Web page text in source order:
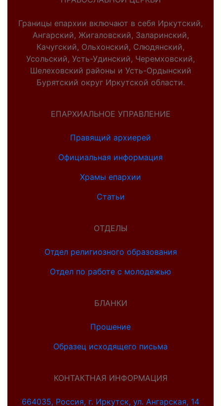
Границы епархии включают в себя Иркутский,
Ангарский, Жигаловский, Заларинский,
Качугский, Ольхонский, Слюдянский,
Усольский, Усть-Удинский, Черемховский,
Шелеховский районы и Усть-Ордынский
Бурятский округ Иркутской области.
ЕПАРХИАЛЬНОЕ УПРАВЛЕНИЕ
Правящий архиерей
Официальная информация
Храмы епархии
Статьи
ОТДЕЛЫ
Отдел религиозного образования
Отдел по работе с молодежью
БЛАНКИ
Прошение
Образец исходящего письма
КОНТАКТНАЯ ИНФОРМАЦИЯ
664035, Россия, г. Иркутск, ул. Ангарская, 14